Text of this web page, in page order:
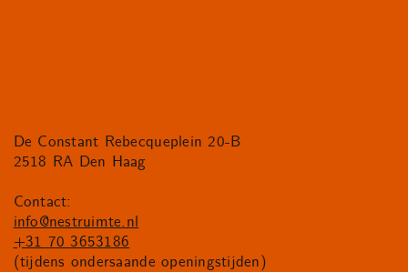
De Constant Rebecqueplein 20-B
2518 RA Den Haag
Contact:
info@nestruimte.nl
+31 70 3653186
(tijdens ondersaande openingstijden)